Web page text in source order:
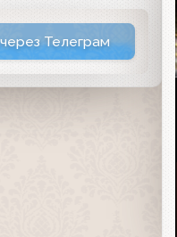
Телеграм